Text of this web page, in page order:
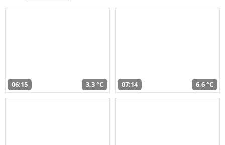
06:15 3,3 °C 07:14 6,6 °C